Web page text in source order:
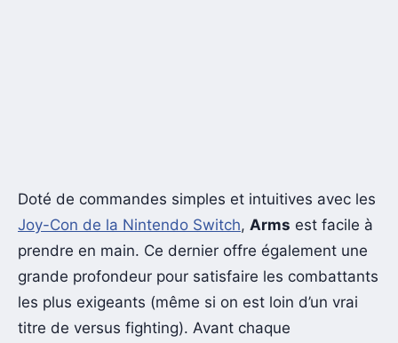
Doté de commandes simples et intuitives avec les
Joy-Con de la Nintendo Switch, Arms est facile à
prendre en main. Ce dernier offre également une
grande profondeur pour satisfaire les combattants
les plus exigeants (même si on est loin d’un vrai
titre de versus fighting). Avant chaque